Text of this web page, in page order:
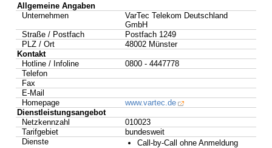
Allgemeine Angaben
Unternehmen
VarTec Telekom Deutschland
GmbH
Straße / Postfach
Postfach 1249
PLZ / Ort
48002 Münster
Kontakt
Hotline / Infoline
0800 - 4447778
Telefon
Fax
E-Mail
Homepage
www.vartec.de
Dienstleistungsangebot
Netzkennzahl
010023
Tarifgebiet
bundesweit
Dienste
Call-by-Call ohne Anmeldung